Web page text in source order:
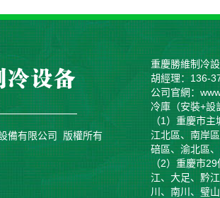
備有限公司 版權所有
重慶勝維制冷
胡經理：136-
公司官網：
冷庫（安裝+設
（1）重慶市
江北區、南岸
碚區、渝北區、
（2）重慶市
江、大足、黔
川、南川、璧